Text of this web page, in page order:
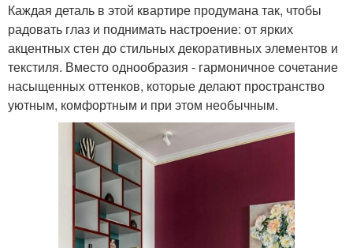
Каждая деталь в этой квартире продумана так, чтобы
радовать глаз и поднимать настроение: от ярких
акцентных стен до стильных декоративных элементов и
текстиля. Вместо однообразия - гармоничное сочетание
насыщенных оттенков, которые делают пространство
уютным, комфортным и при этом необычным.